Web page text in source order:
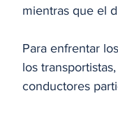
mientras que el
Para enfrentar
los
conductores